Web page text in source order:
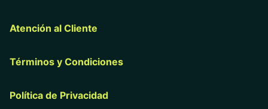
Atención al Cliente
Términos y Condiciones
Política de Privacidad